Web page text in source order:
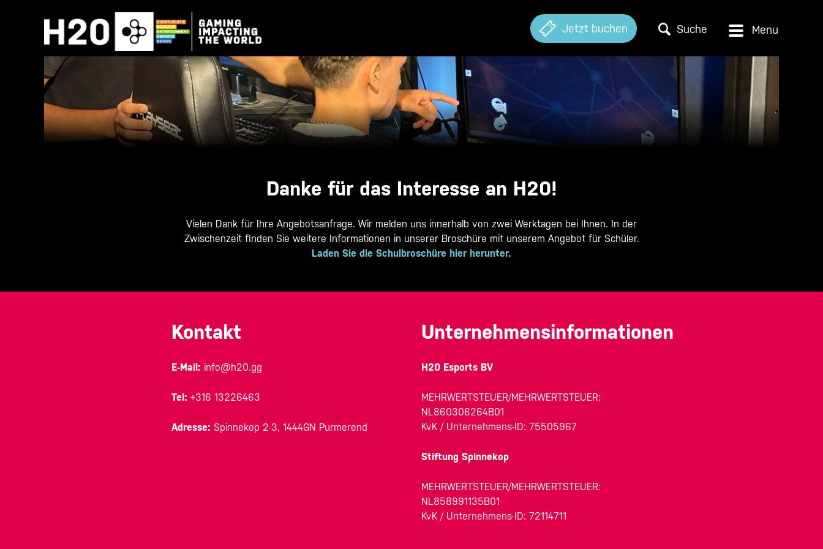
Jetzt buchen Suche
Danke für das Interesse an H20!
Vielen Dank für Ihre Angebotsanfrage. Wir melden uns innerhalb von zwei Werktagen bei Ihnen. In der
Zwischenzeit finden Sie weitere Informationen in unserer Broschüre mit unserem Angebot für Schüler.
Laden Sie die Schulbroschüre hier herunter.
Kontakt
E-Mail: info@h20.gg
Tel: +316 13226463
Adresse: Spinnekop 2-3, 1444GN Purmerend
Unternehmensinformationen
H20 Esports BV
MEHRWERTSTEUER/MEHRWERTSTEUER:
NL860306264B01
KvK / Unternehmens-ID: 75505967
Stiftung Spinnekop
MEHRWERTSTEUER/MEHRWERTSTEUER:
NL858991135B01
KvK / Unternehmens-ID: 72114711